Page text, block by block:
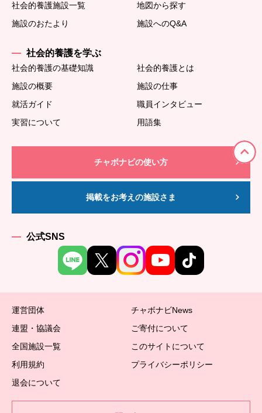
社会的養護施設一覧
地図から探す
施設のおたより
施設へのQ&A
社会的養護を学ぶ
社会的養護の基礎知識
社会的養護とは
施設の概要
施設の仕事
就活ガイド
職員インタビュー
実習について
用語集
チャボナビの使い方
掲載をお考えの施設さま
公式SNS
運営団体
チャボナビNews
連盟・協議会
ご寄付について
全国施設一覧
このサイトについて
利用規約
プライバシーポリシー
退会について